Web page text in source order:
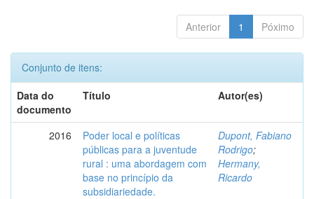
Anterior 1 Póximo
Conjunto de itens:
Data do
documento
Título Autor(es)
2016
Poder local e políticas
públicas para a juventude
rural : uma abordagem com
base no princípio da
subsidiariedade.
Dupont, Fabiano
Rodrigo;
Hermany,
Ricardo